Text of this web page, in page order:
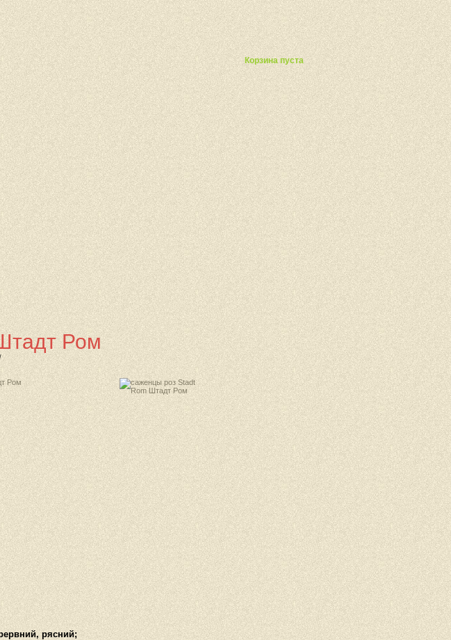
Корзина пуста
Статьи Опт Контакты
Ром
/
рясний;